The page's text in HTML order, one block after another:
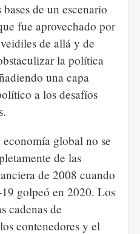
de un escenario
fue aprovechado por
de allá y de
la política
una capa
a los desafíos
global no se
de las
de 2008 cuando
golpeó en 2020. Los
cadenas de
contenedores y el